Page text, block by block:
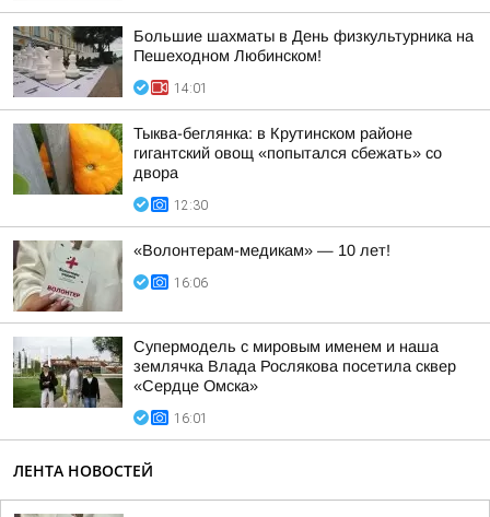
Большие шахматы в День физкультурника на
Пешеходном Любинском!
14:01
Тыква-беглянка: в Крутинском районе
гигантский овощ «попытался сбежать» со
двора
12:30
«Волонтерам-медикам» — 10 лет!
16:06
Супермодель с мировым именем и наша
землячка Влада Рослякова посетила сквер
«Сердце Омска»
16:01
ЛЕНТА НОВОСТЕЙ